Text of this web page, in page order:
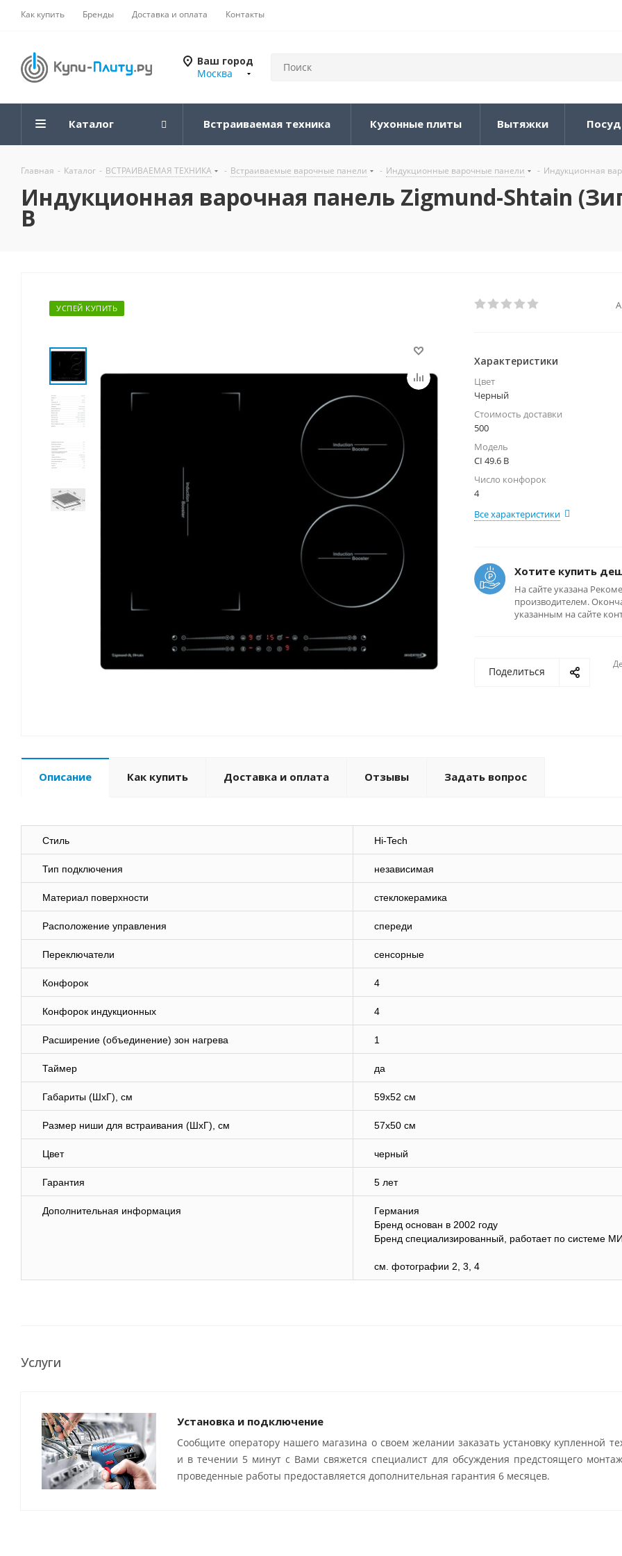
Как купить Бренды Доставка и оплата Контакты
Ваш город
Москва
Каталог Встраиваемая техника Кухонные плиты Вытяжки
Главная - Каталог - ВСТРАИВАЕМАЯ ТЕХНИКА - Встраиваемые варочные панели - Индукционные варочные панели - Индукционная
Индукционная варочная панель Zigmund-Shtain
B
УСПЕЙ КУПИТЬ
Характеристики
Цвет
Черный
Стоимость доставки
500
Модель
CI 49.6 B
Число конфорок
4
Все характеристики
Хотите купить
На сайте указана
производителем.
указанным на сайте
Поделиться
Описание Как купить Доставка и оплата Отзывы Задать вопрос
Стиль Hi-Tech
Тип подключения независимая
Материал поверхности стеклокерамика
Расположение управления спереди
Переключатели сенсорные
Конфорок 4
Конфорок индукционных 4
Расширение (объединение) зон нагрева 1
Таймер да
Габариты (ШхГ), см 59х52 см
Размер ниши для встраивания (ШхГ), см 57х50 см
Цвет черный
Гарантия 5 лет
Дополнительная информация
Германия
Бренд основан в 2002 году
Бренд специализированный, работает по системе
см. фотографии 2, 3, 4
Услуги
Установка и подключение
Сообщите оператору нашего магазина о своем желании заказать установку купленной
и в течении 5 минут с Вами свяжется специалист для обсуждения предстоящего
проведенные работы предоставляется дополнительная гарантия 6 месяцев.